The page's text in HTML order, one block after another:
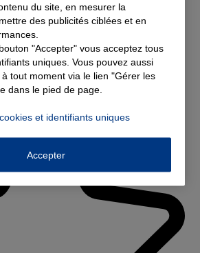
14:00-18:00
du site, en mesurer la
des publicités ciblées et en
"Accepter" vous acceptez tous
uniques. Vous pouvez aussi
tout moment via le lien "Gérer les
dans le pied de page.
et identifiants uniques
Accepter